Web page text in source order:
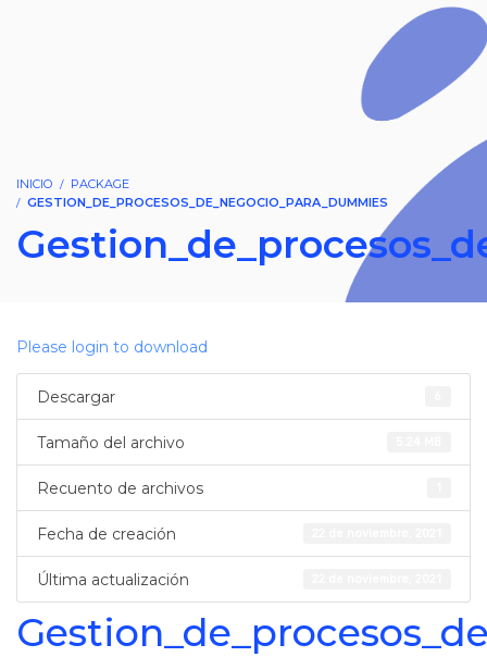
INICIO
PACKAGE
GESTION_DE_PROCESOS_DE_NEGOCIO_PARA_DUMMIES
Please login to download
Descargar
Tamaño del archivo
Recuento de archivos
Fecha de creación
Última actualización